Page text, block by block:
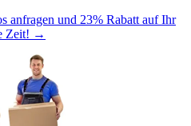
anfragen und 23% Rabatt auf Ihr
Zeit! →